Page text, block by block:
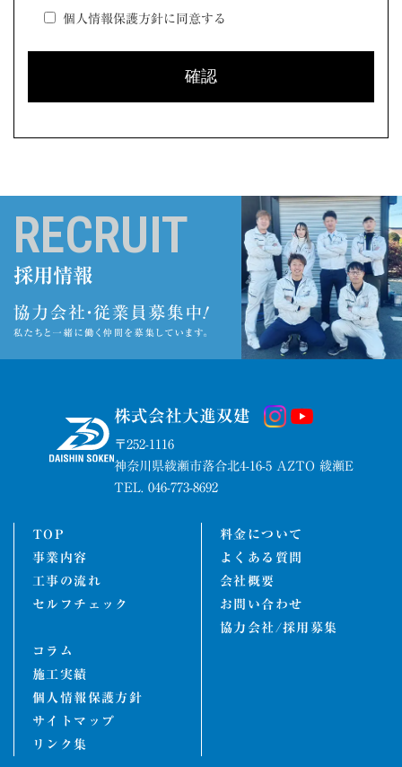
個人情報保護方針に同意する
RECRUIT
採用情報
株式会社大進双建
〒252-1116
神奈川県綾瀬市落合北4-16-5 AZTO 綾瀬E
TEL. 046-773-8692
TOP
事業内容
工事の流れ
セルフチェック
料金について
よくある質問
会社概要
お問い合わせ
協力会社/採用募集
コラム
施工実績
個人情報保護方針
サイトマップ
リンク集